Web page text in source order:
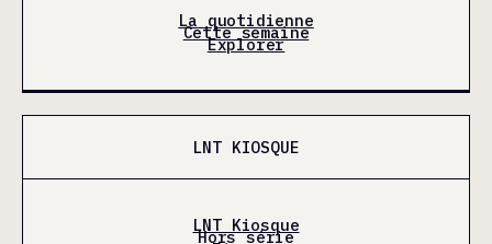
La quotidienne
Cette semaine
Explorer
LNT KIOSQUE
LNT Kiosque
Hors série